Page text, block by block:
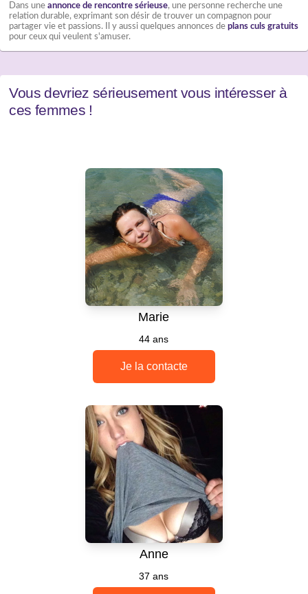
Dans uneannonce de rencontre sérieuse, une personne recherche une
relation durable, exprimant son désir de trouver un compagnon pour
partager vie et passions. Il y aussi quelques annonces deplans culs gratuits
pour ceux qui veulent s'amuser.
Vous devriez sérieusement vous intéresser à
ces femmes !